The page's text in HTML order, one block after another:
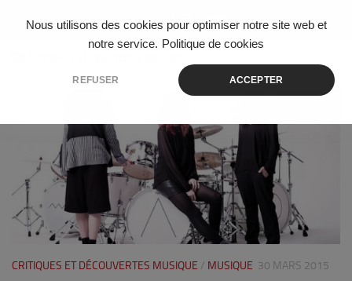
Nous utilisons des cookies pour optimiser notre site web et
notre service. Politique de cookies
REFUSER ACCEPTER
Skip to content
CRITIQUES ET DÉCOUVERTES MUSIQUE / MUSIQUE 30 MARS 2015